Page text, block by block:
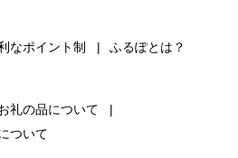
なポイント制 ふるぽとは？
礼の品について
ついて